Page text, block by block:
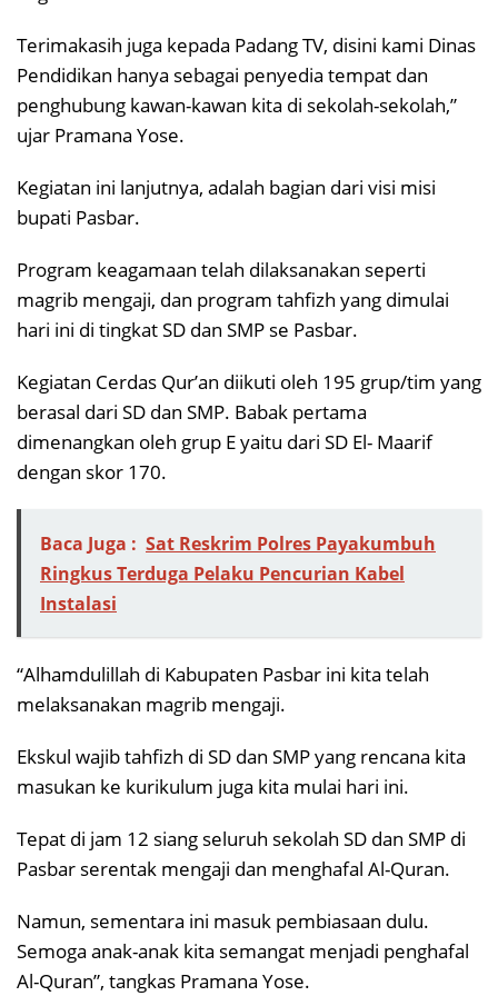
Terimakasih juga kepada Padang TV, disini kami Dinas
Pendidikan hanya sebagai penyedia tempat dan
penghubung kawan-kawan kita di sekolah-sekolah,”
ujar Pramana Yose.
Kegiatan ini lanjutnya, adalah bagian dari visi misi
bupati Pasbar.
Program keagamaan telah dilaksanakan seperti
magrib mengaji, dan program tahfizh yang dimulai
hari ini di tingkat SD dan SMP se Pasbar.
Kegiatan Cerdas Qur’an diikuti oleh 195 grup/tim yang
berasal dari SD dan SMP. Babak pertama
dimenangkan oleh grup E yaitu dari SD El- Maarif
dengan skor 170.
Baca Juga : Sat Reskrim Polres Payakumbuh
Ringkus Terduga Pelaku Pencurian Kabel
Instalasi
“Alhamdulillah di Kabupaten Pasbar ini kita telah
melaksanakan magrib mengaji.
Ekskul wajib tahfizh di SD dan SMP yang rencana kita
masukan ke kurikulum juga kita mulai hari ini.
Tepat di jam 12 siang seluruh sekolah SD dan SMP di
Pasbar serentak mengaji dan menghafal Al-Quran.
Namun, sementara ini masuk pembiasaan dulu.
Semoga anak-anak kita semangat menjadi penghafal
Al-Quran”, tangkas Pramana Yose.